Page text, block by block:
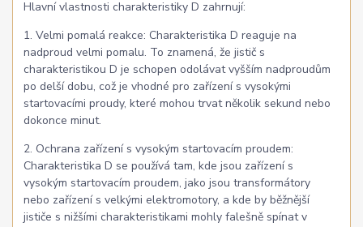
Hlavní vlastnosti charakteristiky D zahrnují:
1. Velmi pomalá reakce: Charakteristika D reaguje na
nadproud velmi pomalu. To znamená, že jistič s
charakteristikou D je schopen odolávat vyšším nadproudům
po delší dobu, což je vhodné pro zařízení s vysokými
startovacími proudy, které mohou trvat několik sekund nebo
dokonce minut.
2. Ochrana zařízení s vysokým startovacím proudem:
Charakteristika D se používá tam, kde jsou zařízení s
vysokým startovacím proudem, jako jsou transformátory
nebo zařízení s velkými elektromotory, a kde by běžnější
jističe s nižšími charakteristikami mohly falešně spínat v